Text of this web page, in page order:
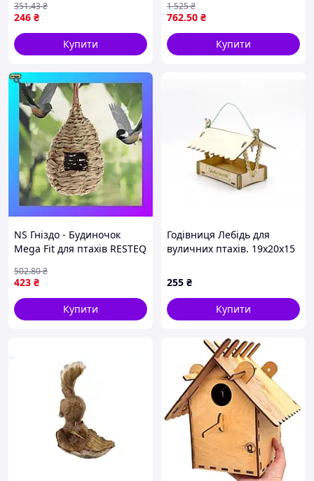
годівниця для синичок /
Підвісна годівниця для
пташок
246 ₴
351.43₴
Купити
птиц
762.50 ₴
1 525₴
Купити
NS Гніздо - Будиночок
Mega Fit для птахів RESTEQ
волокна, годівниця для
дики Nes22/Q
423 ₴
502.80₴
Купити
Годівниця Лебідь для
вуличних птахів. 19х20х15
255 ₴
Купити